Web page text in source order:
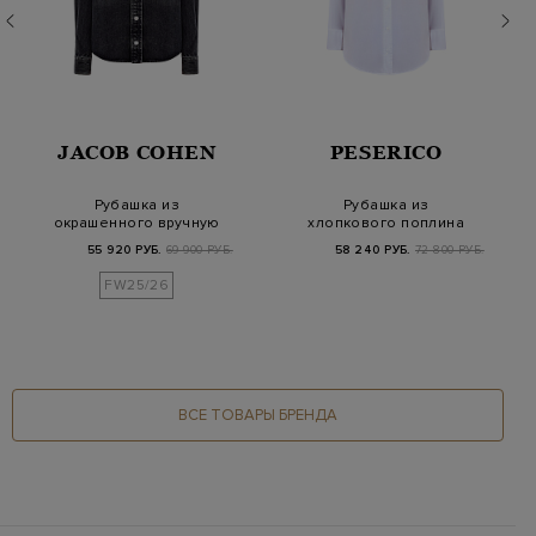
JACOB COHEN
Рубашка из
окрашенного вручную
потер…
55 920 РУБ. 69 900 РУБ.
FW25/26
PESERICO
Рубашка из
хлопкового поплина
Punto…
58 240 РУБ. 72 800 РУБ.
ВСЕ ТОВАРЫ БРЕНДА